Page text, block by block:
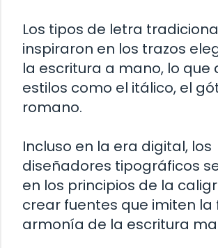
Los tipos de letra
inspiraron en los trazos
la escritura a mano, lo que
estilos como el itálico, el
romano.
Incluso en la era digital, los
diseñadores tipográficos
en los principios de la
crear fuentes que imiten la
armonía de la escritura